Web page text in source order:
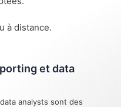
à distance.
et data
analysts sont des